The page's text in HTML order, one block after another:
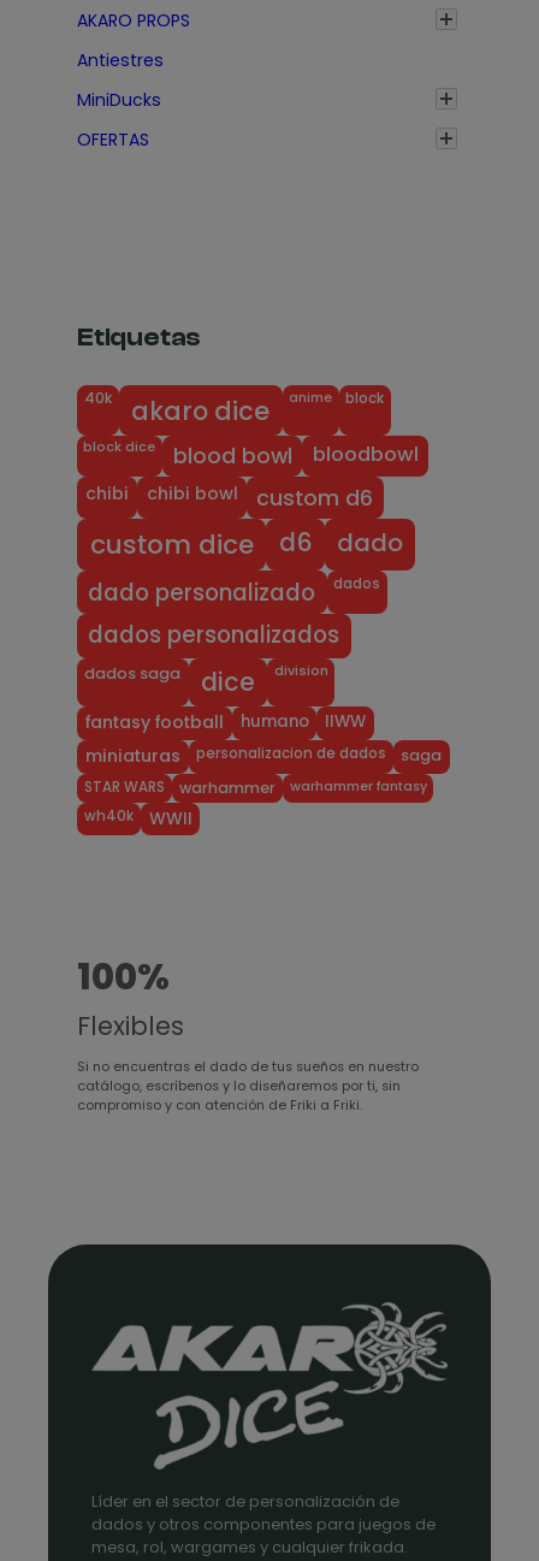
AKARO PROPS
Antiestres
MiniDucks
OFERTAS
Etiquetas
40k akaro dice anime block
block dice blood bowl bloodbowl
chibi chibi bowl custom d6
custom dice d6 dado
dado personalizado dados
dados personalizados
dados saga dice division
fantasy football humano IIWW
miniaturas personalizacion de dados saga
STAR WARS warhammer warhammer fantasy
wh40k WWII
100%
Flexibles
Si no encuentras el dado de tus sueños en nuestro
catálogo, escríbenos y lo diseñaremos por ti, sin
compromiso y con atención de Friki a Friki.
Líder en el sector de personalización de
dados y otros componentes para juegos de
mesa, rol, wargames y cualquier frikada.